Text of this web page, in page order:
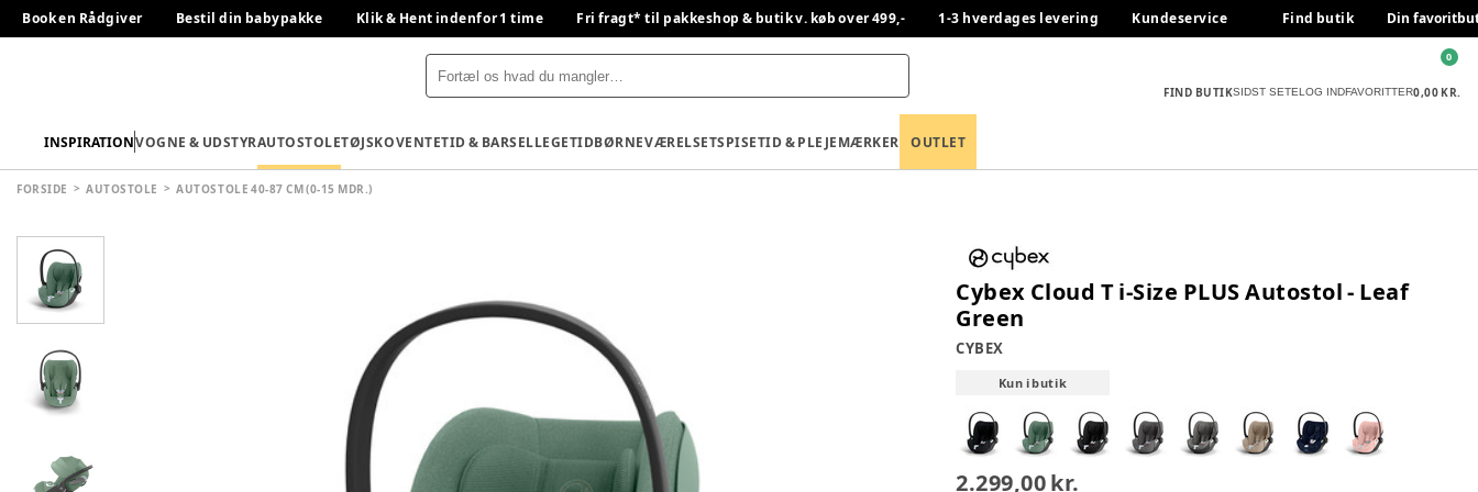
Book en Rådgiver Bestil din babypakke Klik & Hent indenfor 1 time Fri fragt* til pakkeshop & butik v. køb over 499,- 1-3 hverdages levering Kundeservice Find butik Din
FIND BUTIKSIDST SETELOG INDFAVORITTER0,00 KR.
0
INSPIRATIONVOGNE & UDSTYRAUTOSTOLETØJSKOVENTETID & BARSELLEGETIDBØRNEVÆRELSETSPISETID & PLEJEMÆRKER OUTLET
FORSIDE AUTOSTOLE AUTOSTOLE 40-87 CM (0-15 MDR.)
Cybex Cloud T i-Size PLUS Autostol - Leaf
Green
CYBEX
Kun i butik
2.299,00 kr.